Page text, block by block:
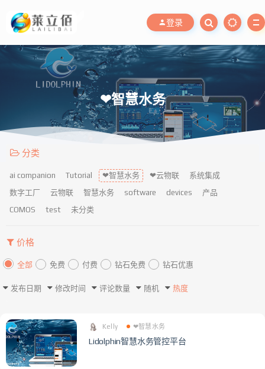
登录
❤智慧水务
分类
ai companion Tutorial ❤智慧水务 ❤云物联
系统集成
数字工厂
云物联 智慧水务 software devices
产品
COMOS
test 未分类
价格
全部 免费 付费 钻石免费 钻石优惠
发布日期 修改时间 评论数量 随机 热度
Kelly ❤智慧水务
Lidolphin智慧水务管控平台